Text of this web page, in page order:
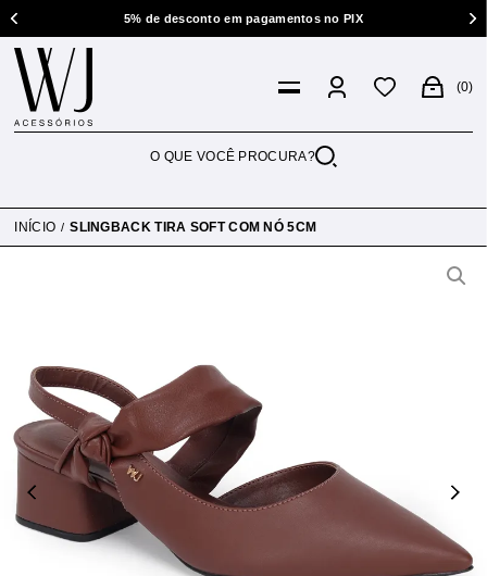
5% de desconto em pagamentos no PIX
0
INÍCIO SLINGBACK TIRA SOFT COM NÓ 5CM